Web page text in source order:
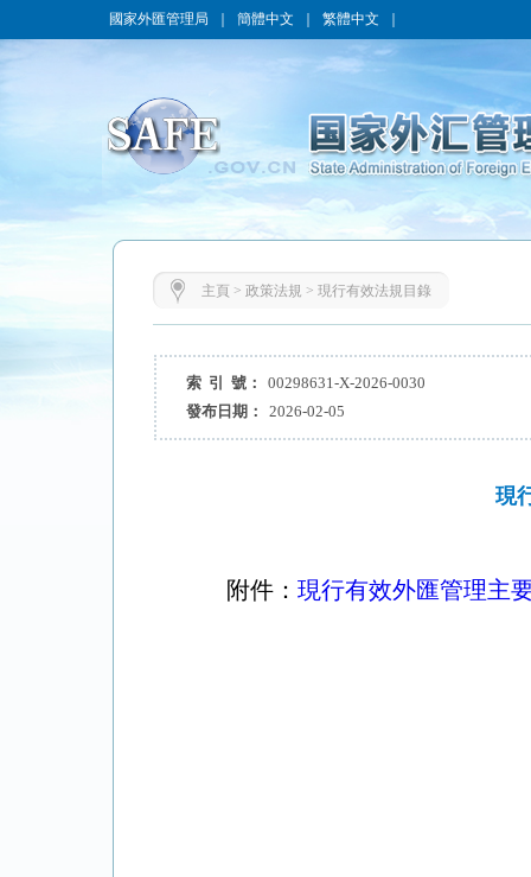
國家外匯管理局 簡體中文 繁體中文
主頁 > 政策法規 > 現行有效法規目錄
索 引 號：
00298631-X-2026-0030
發布日期：
2026-02-05
現
附件： 現行有效外匯管理主